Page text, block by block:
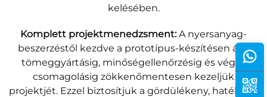
kelésében.
Komplett projektmenedzsment:A nyersanyag-
beszerzéstől kezdve a prototípus-készítésen át a
tömeggyártásig, minőségellenőrzésig és végső
csomagolásig zökkenőmentesen kezeljük
projektjét. Ezzel biztosítjuk a gördülékeny, hatékony